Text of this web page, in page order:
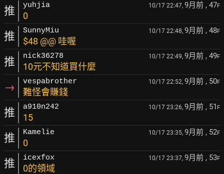
推 yuhjia 10/17 22:47, 9月前 , 47F
0
推 SunnyMiu 10/17 22:48, 9月前 , 48F
$48 @@ 哇喔
推 nick36278 10/17 22:49, 9月前 , 49F
10元不知道買什麼
→ vespabrother 10/17 22:52, 9月前 , 50F
難怪會賺錢
推 a910n242 10/17 23:26, 9月前 , 51 F
15
推 Kamelie 10/17 23:35, 9月前 , 52F
0
推 icexfox 10/17 23:37, 9月前 , 53F
0的領域